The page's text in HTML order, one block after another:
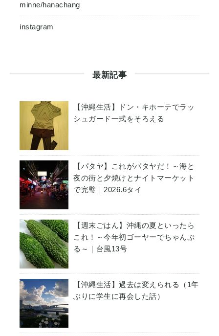
minne/hanachang
instagram
最新記事
【沖縄生活】ドン・キホーテでラッ
シュガード一式をそろえる
【パタヤ】これがパタヤだ！～海と
夜の街と夕焼けとナイトマーケット
で完璧｜2026.6タイ
【週末ごはん】沖縄の夏といったら
これ！～今年初ゴーヤーでちゃんぷ
る～｜台風13号
【沖縄生活】過去は変えられる（1年
ぶりに学生に再会した話）